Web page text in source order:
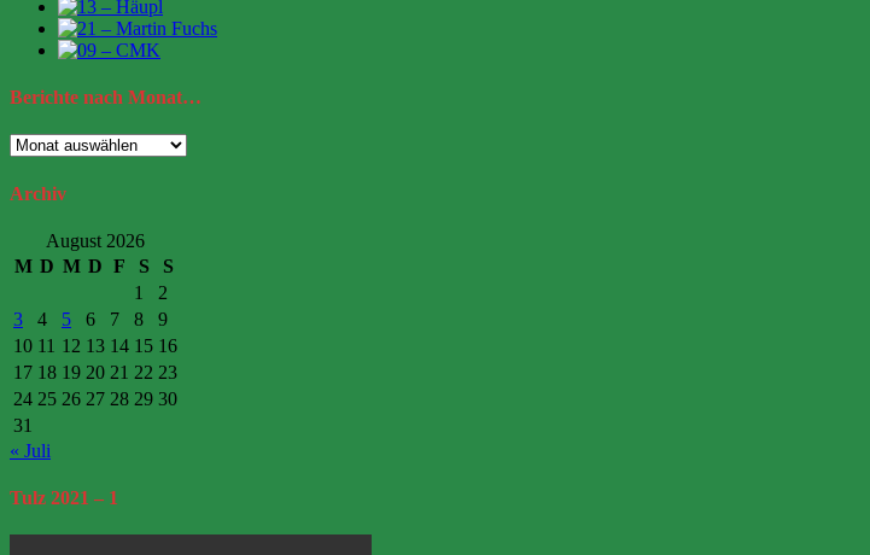
Berichte nach Monat…
Berichte
Monat…
Archiv
August 2026
M D M D F S
S
1
2
3
4 5 6 7 8
9
10 11 12 13 14 15 16
17 18 19 20 21 22 23
24 25 26 27 28 29 30
31
« Juli
Tulz 2021 – 1